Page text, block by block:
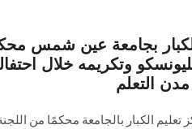
الكبار بجامعة عين شمس
وتكريمه خلال
التعلم
تعليم الكبار بالجامعة محكمًا من